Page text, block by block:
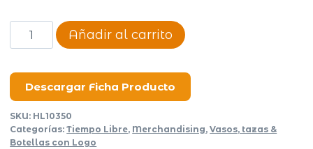
Coffee
mug
cantidad
Añadir al carrito
Descargar Ficha Producto
SKU: HL10350
Categorías:Tiempo Libre, Merchandising,Vasos, tazas &
Botellas con Logo